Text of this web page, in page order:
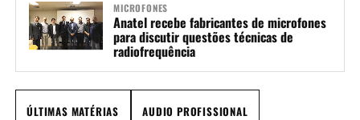
MICROFONES
Anatel recebe fabricantes de microfones
para discutir questões técnicas de
radiofrequência
ÚLTIMAS MATÉRIAS AUDIO PROFISSIONAL